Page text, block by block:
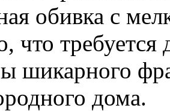
обивка с
что
шикарного
дома.